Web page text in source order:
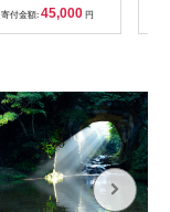
イズ 30個(27個＋割れ
補償3個)×11か月| 卵
鶏卵 玉子 たまご 生卵
寄付金額: 45,000 円